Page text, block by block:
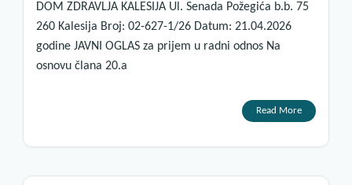
DOM ZDRAVLJA KALESIJA Ul. Senada Požegića b.b. 75
260 Kalesija Broj: 02-627-1/26 Datum: 21.04.2026
godine JAVNI OGLAS za prijem u radni odnos Na
osnovu člana 20.a
Read More